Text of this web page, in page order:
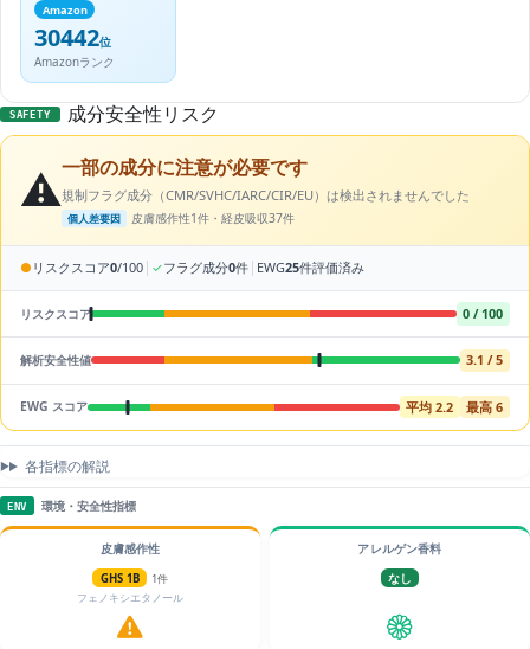
Amazon
30442位
Amazonランク
SAFETY 成分安全性リスク
⚠️一部の成分に注意が必要です
規制フラグ成分（CMR/SVHC/IARC/CIR/EU）は検出されませんでした
個人差要因 皮膚感作性1件・経皮吸収37件
● リスクスコア0/100 | ✓フラグ成分0件 | EWG25件評価済み
リスクスコア 0 / 100
解析安全性値 3.1 / 5
EWG スコア 平均 2.2 最高 6
各指標の解説
ENV 環境・安全性指標
皮膚感作性
GHS 1B
1件
フェノキシエタノール
アレルゲン香料
なし